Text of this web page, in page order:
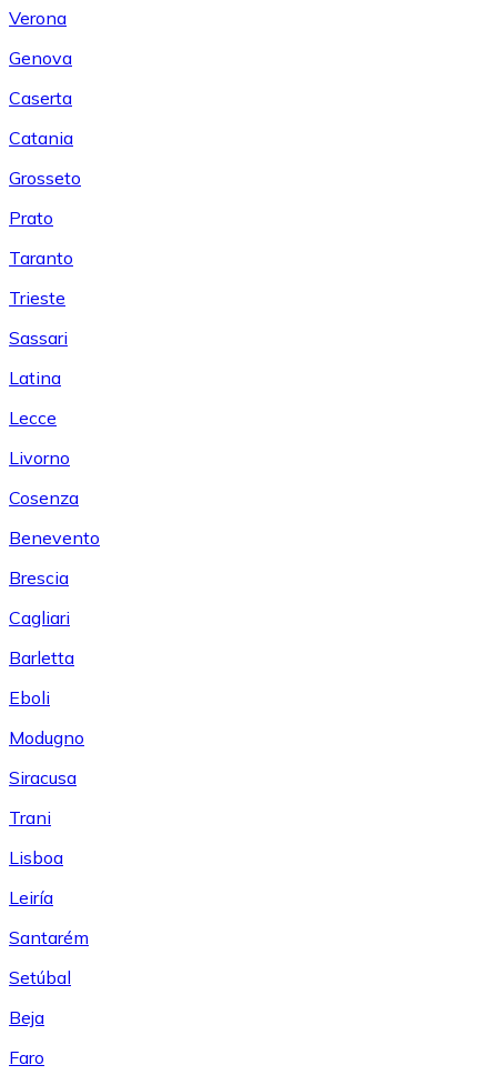
Verona
Genova
Caserta
Catania
Grosseto
Prato
Taranto
Trieste
Sassari
Latina
Lecce
Livorno
Cosenza
Benevento
Brescia
Cagliari
Barletta
Eboli
Modugno
Siracusa
Trani
Lisboa
Leiría
Santarém
Setúbal
Beja
Faro